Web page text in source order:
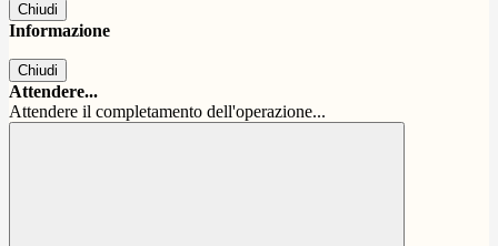
Chiudi
Informazione
Chiudi
Attendere...
Attendere il completamento dell'operazione...